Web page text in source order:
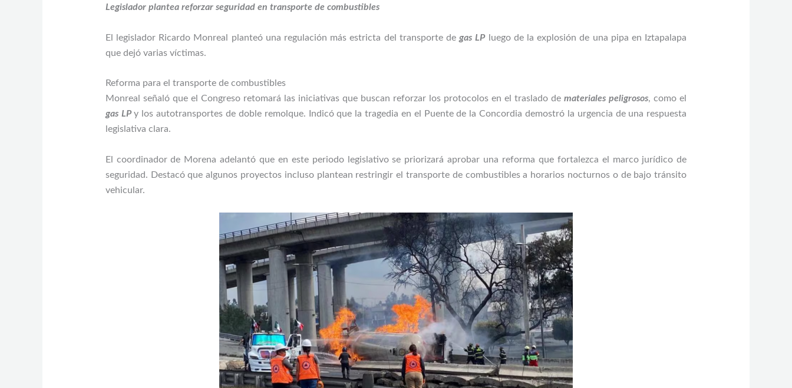
Legislador plantea reforzar seguridad en transporte de combustibles
El legislador Ricardo Monreal planteó una regulación más estricta del transporte de gas LPluego de la explosión de una pipa en Iztapalapa
que dejó varias víctimas.
Reforma para el transporte de combustibles
Monreal señaló que el Congreso retomará las iniciativas que buscan reforzar los protocolos en el traslado demateriales peligrosos, como el
gas LPy los autotransportes de doble remolque. Indicó que la tragedia en el Puente de la Concordia demostró la urgencia de una respuesta
legislativa clara.
El coordinador de Morena adelantó que en este periodo legislativo se priorizará aprobar una reforma que fortalezca el marco jurídico de
seguridad. Destacó que algunos proyectos incluso plantean restringir el transporte de combustibles a horarios nocturnos o de bajo tránsito
vehicular.